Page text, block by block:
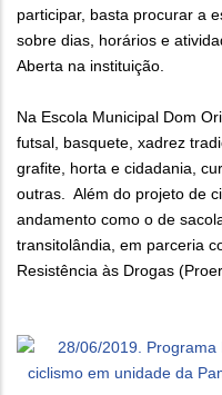
participar, basta procurar a
sobre dias, horários e
Aberta na instituição.
Na Escola Municipal Dom
futsal, basquete, xadrez
grafite, horta e cidadania,
outras. Além do projeto de
andamento como o de
transitolândia, em parceria
Resistência às Drogas